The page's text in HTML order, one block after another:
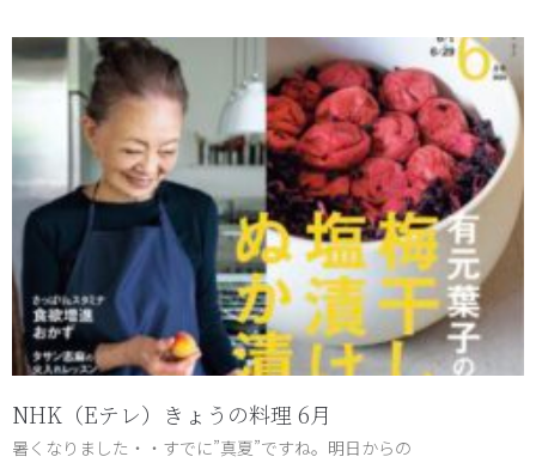
NHK（Eテレ）きょうの料理 6月
暑くなりました・・すでに”真夏”ですね。明日からの